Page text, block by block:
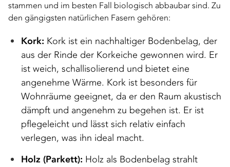
stammen und im besten Fall biologisch abbaubar sind. Zu
den gängigsten natürlichen Fasern gehören:
Kork: Kork ist ein nachhaltiger Bodenbelag, der
aus der Rinde der Korkeiche gewonnen wird. Er
ist weich, schallisolierend und bietet eine
angenehme Wärme. Kork ist besonders für
Wohnräume geeignet, da er den Raum akustisch
dämpft und angenehm zu begehen ist. Er ist
pflegeleicht und lässt sich relativ einfach
verlegen, was ihn ideal macht.
Holz (Parkett): Holz als Bodenbelag strahlt